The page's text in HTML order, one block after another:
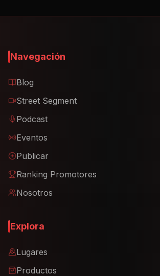
Navegación
Blog
Street Segment
Podcast
Eventos
Publicar
Ranking Promotores
Nosotros
Explora
Lugares
Productos